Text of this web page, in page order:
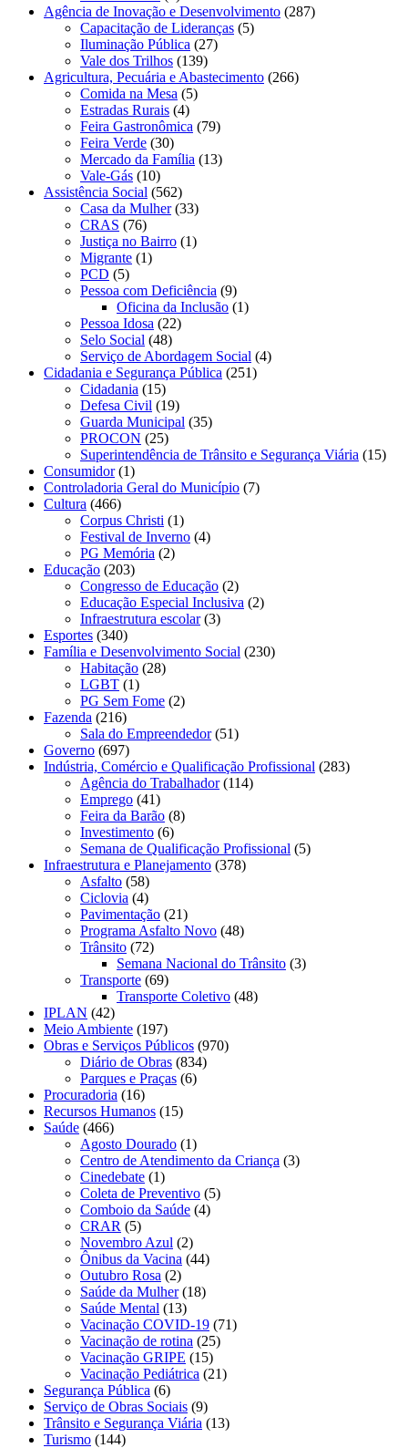
Agência de Inovação e Desenvolvimento (287)
Capacitação de Lideranças (5)
Iluminação Pública (27)
Vale dos Trilhos (139)
Agricultura, Pecuária e Abastecimento (266)
Comida na Mesa (5)
Estradas Rurais (4)
Feira Gastronômica (79)
Feira Verde (30)
Mercado da Família (13)
Vale-Gás (10)
Assistência Social (562)
Casa da Mulher(33)
CRAS (76)
Justiça no Bairro (1)
Migrante (1)
PCD (5)
Pessoa com Deficiência (9)
Oficina da Inclusão (1)
Pessoa Idosa (22)
Selo Social (48)
Serviço de Abordagem Social (4)
Cidadania e Segurança Pública (251)
Cidadania (15)
Defesa Civil (19)
Guarda Municipal (35)
PROCON (25)
Superintendência de Trânsito e Segurança Viária (15)
Consumidor(1)
Controladoria Geral do Município (7)
Cultura (466)
Corpus Christi (1)
Festival de Inverno (4)
PG Memória (2)
Educação (203)
Congresso de Educação (2)
Educação Especial Inclusiva (2)
Infraestrutura escolar(3)
Esportes (340)
Família e Desenvolvimento Social (230)
Habitação (28)
LGBT (1)
PG Sem Fome (2)
Fazenda (216)
Sala do Empreendedor(51)
Governo (697)
Indústria, Comércio e Qualificação Profissional (283)
Agência do Trabalhador(114)
Emprego (41)
Feira da Barão (8)
Investimento (6)
Semana de Qualificação Profissional (5)
Infraestrutura e Planejamento (378)
Asfalto (58)
Ciclovia (4)
Pavimentação (21)
Programa Asfalto Novo (48)
Trânsito (72)
Semana Nacional do Trânsito (3)
Transporte (69)
Transporte Coletivo (48)
IPLAN (42)
Meio Ambiente (197)
Obras e Serviços Públicos (970)
Diário de Obras (834)
Parques e Praças (6)
Procuradoria (16)
Recursos Humanos (15)
Saúde (466)
Agosto Dourado (1)
Centro de Atendimento da Criança (3)
Cinedebate (1)
Coleta de Preventivo (5)
Comboio da Saúde (4)
CRAR (5)
Novembro Azul (2)
Ônibus da Vacina (44)
Outubro Rosa (2)
Saúde da Mulher(18)
Saúde Mental (13)
Vacinação COVID-19 (71)
Vacinação de rotina (25)
Vacinação GRIPE (15)
Vacinação Pediátrica (21)
Segurança Pública (6)
Serviço de Obras Sociais (9)
Trânsito e Segurança Viária (13)
Turismo (144)